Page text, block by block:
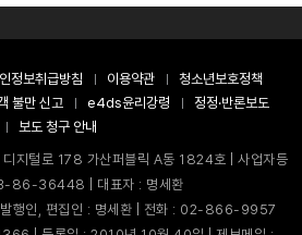
정보취급방침 이용약관
청소년보호정책
불만 신고 e4ds윤리강령
정정·반론보도
보도 청구 안내
디지털로 178 가산퍼블릭 A동 1824호 | 사업자등
86-36448 | 대표자 : 명세환
발행인, 편집인 : 명세환 | 전화 : 02-866-9957